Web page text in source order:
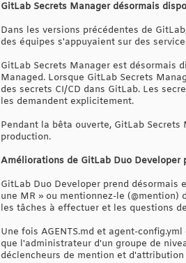
GitLab Secrets Manager désormais
Dans les versions précédentes de
des équipes s'appuyaient sur des
GitLab Secrets Manager est désormais
Managed. Lorsque GitLab Secrets
des secrets CI/CD dans GitLab. Les
les demandent explicitement.
Pendant la bêta ouverte, GitLab
production.
Améliorations de GitLab Duo
GitLab Duo Developer prend
une MR » ou mentionnez-le
les tâches à effectuer et les questions
Une fois AGENTS.md et agent-
que l'administrateur d'un groupe de
déclencheurs de mention et